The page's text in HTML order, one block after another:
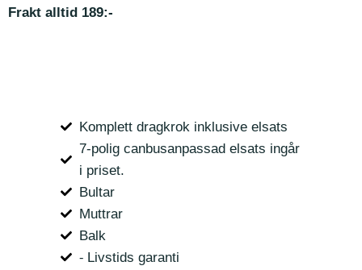
Frakt alltid 189:-
Komplett dragkrok inklusive elsats
7-polig canbusanpassad elsats ingår
i priset.
Bultar
Muttrar
Balk
⁃ Livstids garanti